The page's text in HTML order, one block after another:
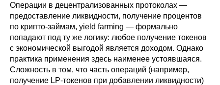
Операции в децентрализованных протоколах —
предоставление ликвидности, получение процентов
по крипто-займам, yield farming — формально
попадают под ту же логику: любое получение токенов
с экономической выгодой является доходом. Однако
практика применения здесь наименее устоявшаяся.
Сложность в том, что часть операций (например,
получение LP-токенов при добавлении ликвидности)